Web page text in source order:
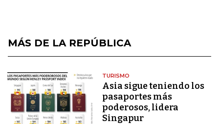
MÁS DE LA REPÚBLICA
TURISMO
Asia sigue teniendo los
pasaportes más
poderosos, lidera
Singapur